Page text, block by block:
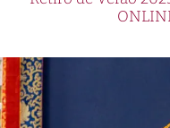
su sitio web oficial
mismo y descubre
convertido en el
peruanos para